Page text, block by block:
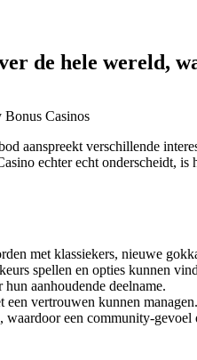
de hele wereld,
aanspreekt verschillende
echter echt onderscheidt,
met klassiekers, nieuwe
spellen en opties kunnen
aanhoudende deelname.
een vertrouwen kunnen managen.
een community-gevoel